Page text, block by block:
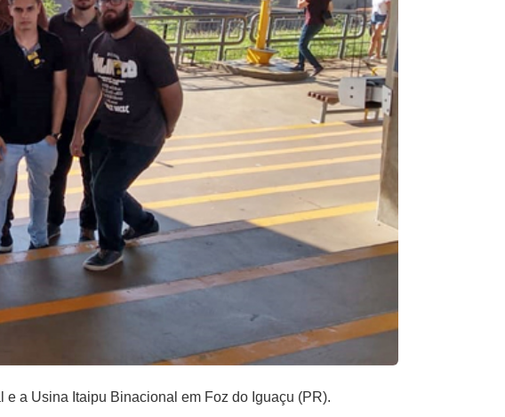
a Usina Itaipu Binacional em Foz do Iguaçu (PR).